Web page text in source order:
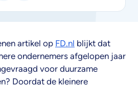
artikel op FD.nl blijkt dat
ondernemers afgelopen jaar
voor duurzame
Doordat de kleinere